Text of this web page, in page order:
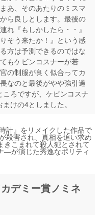
あ、そのあたりのミスマ
ら良しとします。最後の
れ『もしかしたら・・』
そう来たか！』という感
方は予測できるのではな
もケビンコスナーが若
の制服が良く似合ってカ
なのと最後がやや強引過
ろですが、ケビンコスナ
けの4としました。
計』をリメイクした作品で
殺害され、真相を追い求め
きこまれて殺人犯とされて
―が演じた秀逸なポリティ
デミー賞ノミネ